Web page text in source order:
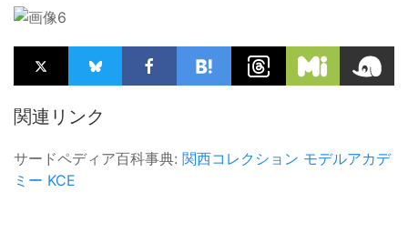
関連リンク
サードペディア百科事典: 関西コレクション モデルアカデ
ミー KCE